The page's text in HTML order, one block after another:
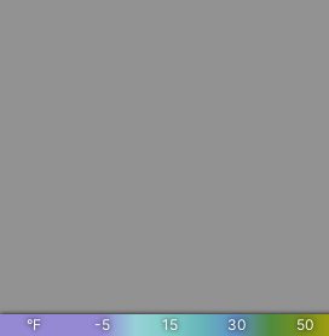
°F -5 15 30 50